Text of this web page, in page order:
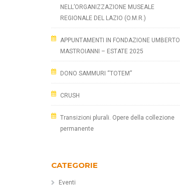
NELL’ORGANIZZAZIONE MUSEALE
REGIONALE DEL LAZIO (O.M.R.)
APPUNTAMENTI IN FONDAZIONE UMBERTO
MASTROIANNI – ESTATE 2025
DONO SAMMURI “TOTEM”
CRUSH
Transizioni plurali. Opere della collezione
permanente
CATEGORIE
Eventi